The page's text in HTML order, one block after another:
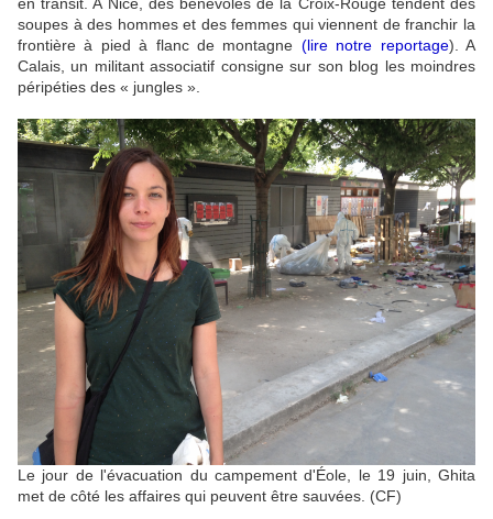
en transit. A Nice, des bénévoles de la Croix-Rouge tendent des
soupes à des hommes et des femmes qui viennent de franchir la
frontière à pied à flanc de montagne (lire notre reportage). A
Calais, un militant associatif consigne sur son blog les moindres
péripéties des « jungles ».
Le jour de l'évacuation du campement d'Éole, le 19 juin, Ghita
met de côté les affaires qui peuvent être sauvées. (CF)